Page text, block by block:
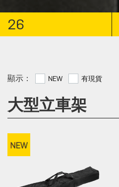
26
顯示： NEW 有現貨
大型立車架